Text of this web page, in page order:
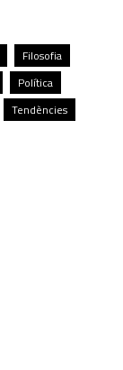
Filosofia
Política
Tendències